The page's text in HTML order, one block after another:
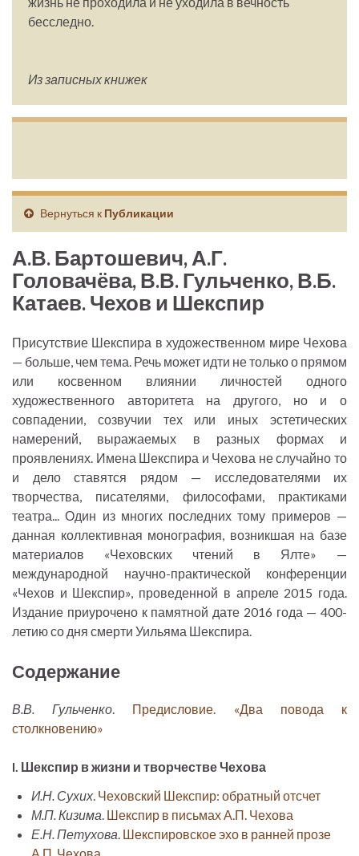
бесследно.
Из записных книжек
Вернуться к Публикации
А.В. Бартошевич, А.Г.
Головачёва, В.В. Гульченко, В.Б.
Катаев. Чехов и Шекспир
Присутствие Шекспира в художественном мире Чехова
— больше, чем тема. Речь может идти не только о прямом
или косвенном влиянии личностей одного
художественного авторитета на другого, но и о
совпадении, созвучии тех или иных эстетических
намерений, выражаемых в разных формах и
проявлениях. Имена Шекспира и Чехова не случайно то
и дело ставятся рядом — исследователями их
творчества, писателями, философами, практиками
театра... Один из многих последних тому примеров —
данная коллективная монография, возникшая на базе
материалов «Чеховских чтений в Ялте» —
международной научно-практической конференции
«Чехов и Шекспир», проведенной в апреле 2015 года.
Издание приурочено к памятной дате 2016 года — 400-
летию со дня смерти Уильяма Шекспира.
Содержание
В.В. Гульченко. Предисловие. «Два повода к
столкновению»
I. Шекспир в жизни и творчестве Чехова
И.Н. Сухих. Чеховский Шекспир: обратный отсчет
М.П. Кизима. Шекспир в письмах А.П. Чехова
Е.Н. Петухова. Шекспировское эхо в ранней прозе